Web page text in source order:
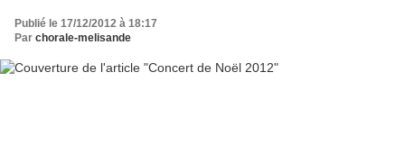
Publié le 17/12/2012 à 18:17
Par chorale-melisande